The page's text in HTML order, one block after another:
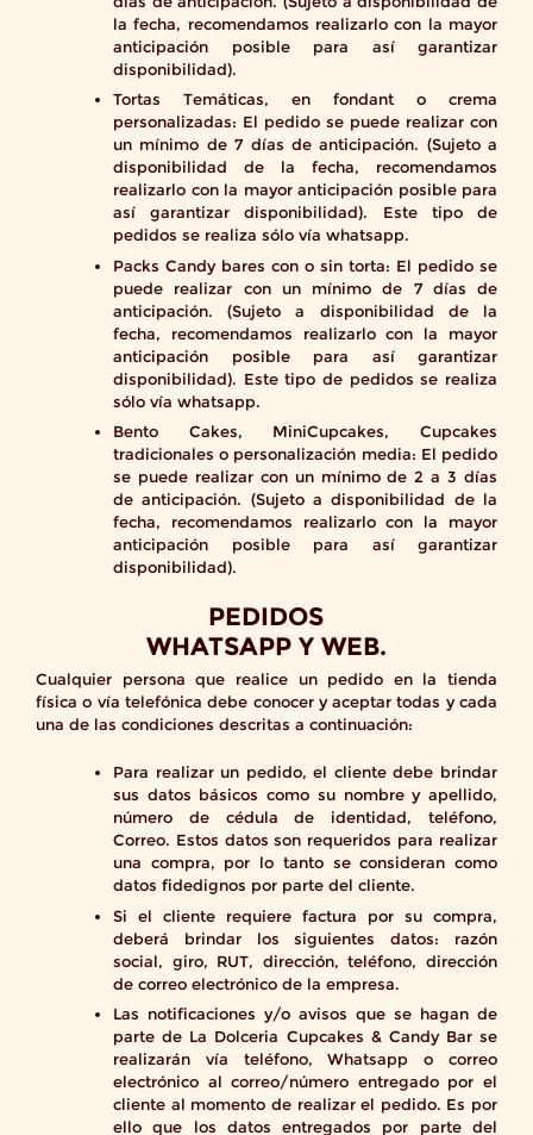
la fecha, recomendamos realizarlo con la mayor
anticipación posible para así garantizar
disponibilidad).
Tortas Temáticas, en fondant o crema
personalizadas: El pedido se puede realizar con
un mínimo de 7 días de anticipación. (Sujeto a
disponibilidad de la fecha, recomendamos
realizarlo con la mayor anticipación posible para
así garantizar disponibilidad). Este tipo de
pedidos se realiza sólo vía whatsapp.
Packs Candy bares con o sin torta: El pedido se
puede realizar con un mínimo de 7 días de
anticipación. (Sujeto a disponibilidad de la
fecha, recomendamos realizarlo con la mayor
anticipación posible para así garantizar
disponibilidad). Este tipo de pedidos se realiza
sólo vía whatsapp.
Bento Cakes, MiniCupcakes, Cupcakes
tradicionales o personalización media: El pedido
se puede realizar con un mínimo de 2 a 3 días
de anticipación. (Sujeto a disponibilidad de la
fecha, recomendamos realizarlo con la mayor
anticipación posible para así garantizar
disponibilidad).
PEDIDOS
WHATSAPP Y WEB.
Cualquier persona que realice un pedido en la tienda
física o vía telefónica debe conocer y aceptar todas y cada
una de las condiciones descritas a continuación:
Para realizar un pedido, el cliente debe brindar
sus datos básicos como su nombre y apellido,
número de cédula de identidad, teléfono,
Correo. Estos datos son requeridos para realizar
una compra, por lo tanto se consideran como
datos fidedignos por parte del cliente.
Si el cliente requiere factura por su compra,
deberá brindar los siguientes datos: razón
social, giro, RUT, dirección, teléfono, dirección
de correo electrónico de la empresa.
Las notificaciones y/o avisos que se hagan de
parte de La Dolceria Cupcakes & Candy Bar se
realizarán vía teléfono, Whatsapp o correo
electrónico al correo/número entregado por el
cliente al momento de realizar el pedido. Es por
ello que los datos entregados por parte del